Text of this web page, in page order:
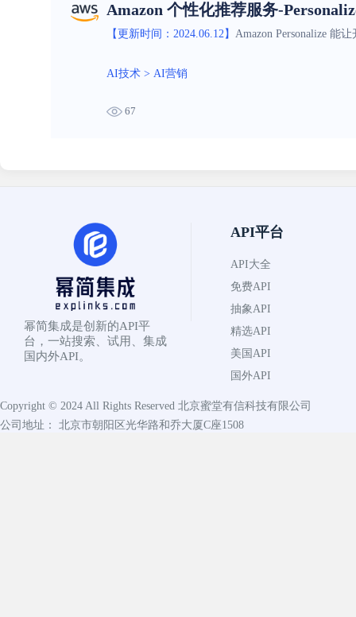
Amazon 个性化推荐服务-
【更新时间：2024.06.12】 Amazon Personalize 能
AI技术 > AI营销
67
幂简集成是创新的API平
台，一站搜索、试用、集成
国内外API。
API平台
API大全
免费API
抽象API
精选API
美国API
国外API
Copyright © 2024 All Rights Reserved 北京蜜堂有信科技有限公司
公司地址： 北京市朝阳区光华路和乔大厦C座1508